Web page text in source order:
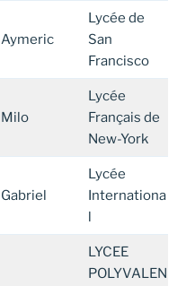
Aymeric
Lycée de
San
Francisco
Milo
Lycée
Français de
New-York
Gabriel
Lycée
Internationa
l
LYCEE
POLYVALEN